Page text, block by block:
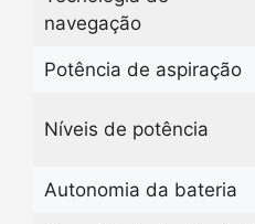
navegação
Potência de aspiração
Níveis de potência
Autonomia da bateria